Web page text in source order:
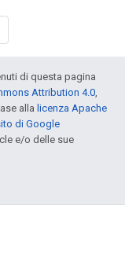
di questa pagina
Attribution 4.0
alla licenza Apache
di Google
e/o delle sue